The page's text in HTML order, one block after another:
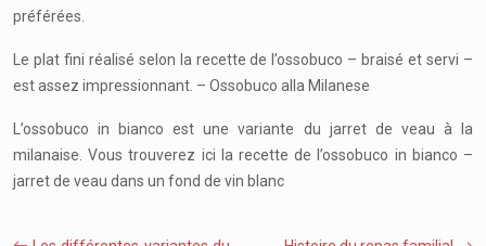
préférées.
Le plat fini réalisé selon la recette de l’ossobuco – braisé et servi –
est assez impressionnant. – Ossobuco alla Milanese
L’ossobuco in bianco est une variante du jarret de veau à la
milanaise. Vous trouverez ici la recette de l’ossobuco in bianco –
jarret de veau dans un fond de vin blanc